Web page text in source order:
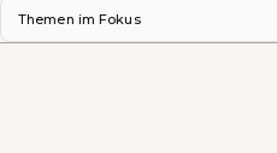
Themen im Fokus